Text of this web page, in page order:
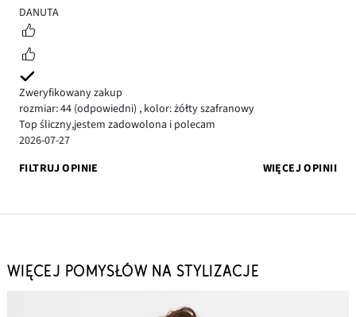
5
DANUTA
Zweryfikowany zakup
rozmiar: 44 (odpowiedni) , kolor: żółty szafranowy
Top śliczny,jestem zadowolona i polecam
2026-07-27
FILTRUJ OPINIE
WIĘCEJ OPINII
WIĘCEJ POMYSŁÓW NA STYLIZACJE